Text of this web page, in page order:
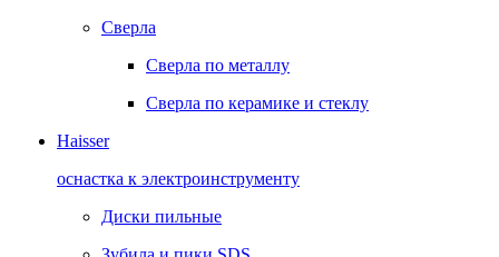
Сверла
Сверла по металлу
Сверла по керамике и стеклу
Haisser
оснастка к электроинструменту
Диски пильные